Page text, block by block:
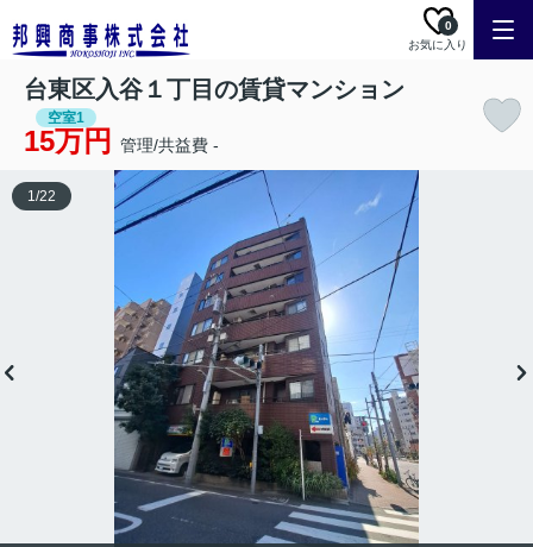
お気に入り
0
台東区入谷１丁目の賃貸マンション
空室1
15万円 管理/共益費 -
1/22